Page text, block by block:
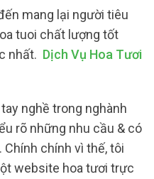
mang lại người tiêu
tuoi chất lượng tốt
nhất. Dịch Vụ Hoa Tươi
nghề trong nghành
rõ những nhu cầu & có
chính vì thế, tôi
website hoa tươi trực